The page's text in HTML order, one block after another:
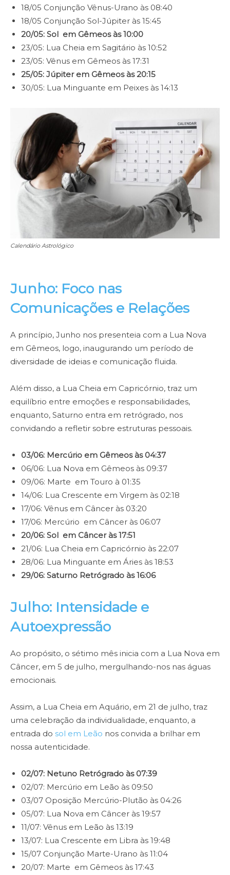
18/05 Conjunção Vênus-Urano às 08:40
18/05 Conjunção Sol-Júpiter às 15:45
20/05: Sol em Gêmeos às 10:00
23/05: Lua Cheia em Sagitário às 10:52
23/05: Vênus em Gêmeos às 17:31
25/05: Júpiter em Gêmeos às 20:15
30/05: Lua Minguante em Peixes às 14:13
Calendário Astrológico
Junho: Foco nas
Comunicações e Relações
A princípio, Junho nos presenteia com a Lua Nova
em Gêmeos, logo, inaugurando um período de
diversidade de ideias e comunicação fluida.
Além disso, a Lua Cheia em Capricórnio, traz um
equilíbrio entre emoções e responsabilidades,
enquanto, Saturno entra em retrógrado, nos
convidando a refletir sobre estruturas pessoais.
03/06: Mercúrio em Gêmeos às 04:37
06/06: Lua Nova em Gêmeos às 09:37
09/06: Marte em Touro à 01:35
14/06: Lua Crescente em Virgem às 02:18
17/06: Vênus em Câncer às 03:20
17/06: Mercúrio em Câncer às 06:07
20/06: Sol em Câncer às 17:51
21/06: Lua Cheia em Capricórnio às 22:07
28/06: Lua Minguante em Áries às 18:53
29/06: Saturno Retrógrado às 16:06
Julho: Intensidade e
Autoexpressão
Ao propósito, o sétimo mês inicia com a Lua Nova em
Câncer, em 5 de julho, mergulhando-nos nas águas
emocionais.
Assim, a Lua Cheia em Aquário, em 21 de julho, traz
uma celebração da individualidade, enquanto, a
entrada do sol em Leão nos convida a brilhar em
nossa autenticidade.
02/07: Netuno Retrógrado às 07:39
02/07: Mercúrio em Leão às 09:50
03/07 Oposição Mercúrio-Plutão às 04:26
05/07: Lua Nova em Câncer às 19:57
11/07: Vênus em Leão às 13:19
13/07: Lua Crescente em Libra às 19:48
15/07 Conjunção Marte-Urano às 11:04
20/07: Marte em Gêmeos às 17:43